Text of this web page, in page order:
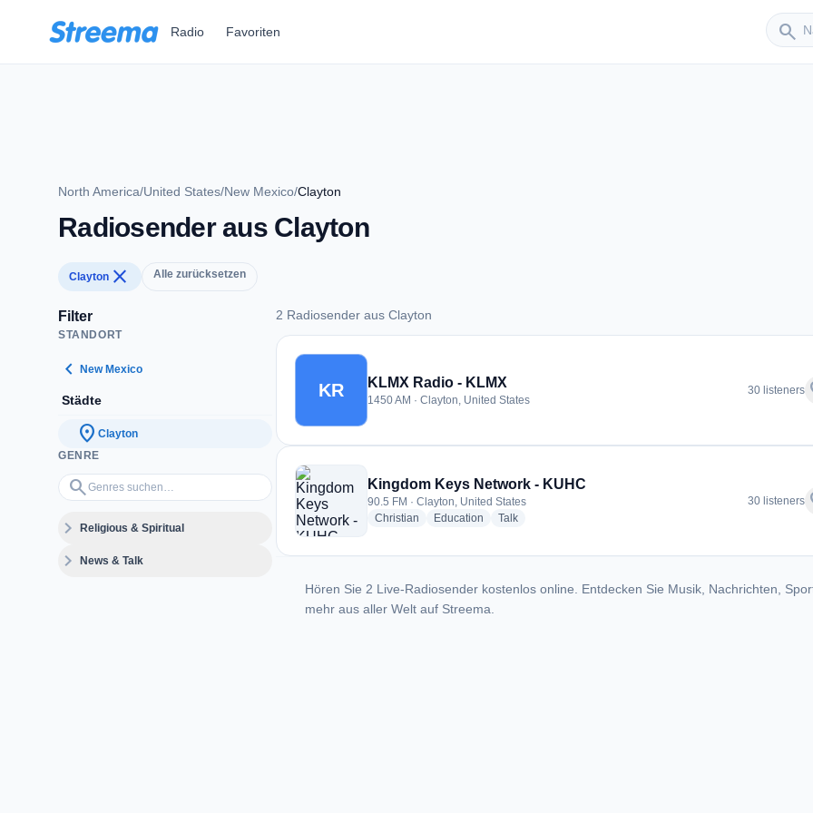
Radio Favoriten search
Sender
North America/United States/New Mexico/Clayton
Radiosender aus Clayton
Clayton close Alle zurücksetzen
Filter
STANDORT
chevron_left New Mexico
Städte
location_on Clayton
GENRE
search
Genres suchen…
expand_moreReligious & Spiritual
expand_moreNews & Talk
2 Radiosender aus Clayton
2 Radiosender aus Clayton
KR KLMX Radio - KLMX
1450 AM · Clayton, United States
30 listeners
Kingdom Keys Network - KUHC
90.5 FM · Clayton, United States
Christian radio stations
Education radio stations
Talkradio stations
30 listeners
Hören Sie 2 Live-Radiosender kostenlos online. Entdecken Sie Musik, Nachrichten,
mehr aus aller Welt auf Streema.